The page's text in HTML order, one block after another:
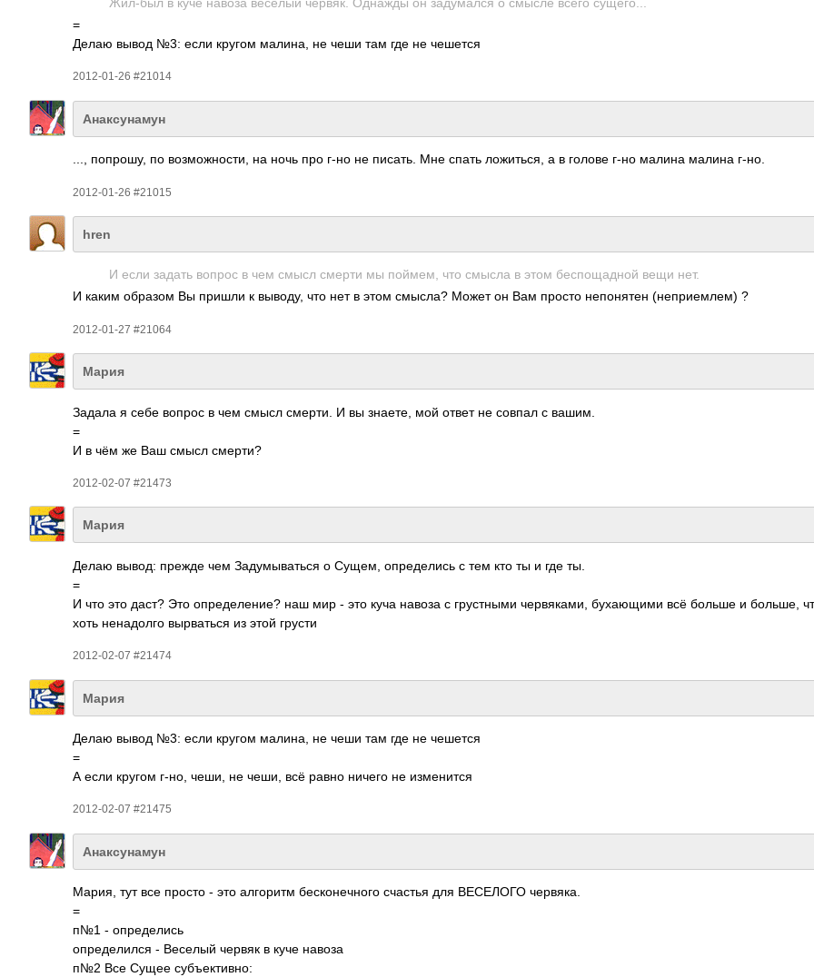
=
Делаю вывод №3: если кругом малина, не чеши там где не чешется
2012-01-26 #21014
Анаксунамун
..., попр­ошу, по возм­ожно­сти, на ночь про г-но не писать. Мне спать ложи­ться, а в голове г-но малина малина г-но.
2012-01-26 #21015
hren
И если задать вопрос в чем смысл смерти мы поймем, что смысла в этом бесп­ощад­ной вещи нет.
И каким образом Вы пришли к выводу, что нет в этом смысла? Может он Вам просто непо­нятен (неп­рием­лем) ?
2012-01-27 #21064
Мария
Задала я себе вопрос в чем смысл смерти. И вы знаете, мой ответ не совпал с вашим.
=
И в чём же Ваш смысл смерти?
2012-02-07 #21473
Мария
Делаю вывод: прежде чем Заду­мыва­ться о Сущем, опре­делись с тем кто ты и где ты.
=
И что это даст? Это опре­деле­ние? наш мир - это куча навоза с грус­тными черв­яками, буха­ющими всё больше и больше,
хоть нена­долго вырв­аться из этой грусти
2012-02-07 #21474
Мария
Делаю вывод №3: если кругом малина, не чеши там где не чешется
=
А если кругом г-но, чеши, не чеши, всё равно ничего не изме­нится
2012-02-07 #21475
Анаксунамун
Мария, тут все просто - это алго­ритм беск­онеч­ного счастья для ВЕСЕ­ЛОГО черв­яка.
=
п№1 - опре­делись
опре­дели­лся - Веселый червяк в куче навоза
п№2 Все Сущее субъ­екти­вно: